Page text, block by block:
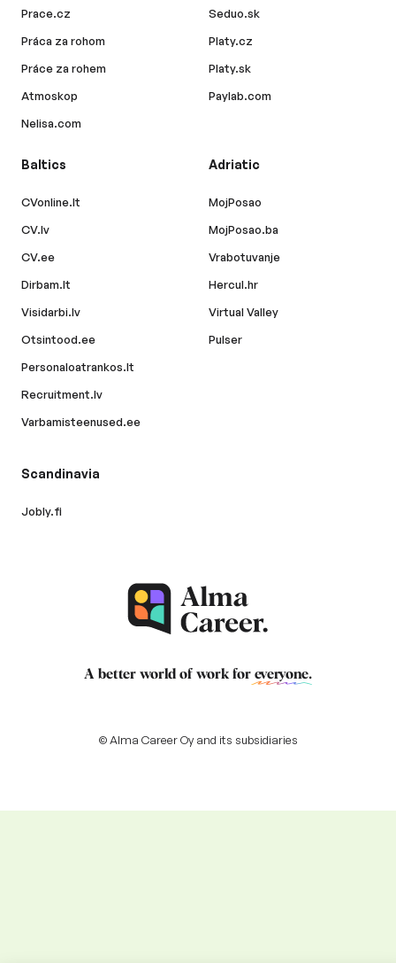
Prace.cz
Práca za rohom
Práce za rohem
Atmoskop
Nelisa.com
Seduo.sk
Platy.cz
Platy.sk
Paylab.com
Baltics
CVonline.lt
CV.lv
CV.ee
Dirbam.lt
Visidarbi.lv
Otsintood.ee
Personaloatrankos.lt
Recruitment.lv
Varbamisteenused.ee
Adriatic
MojPosao
MojPosao.ba
Vrabotuvanje
Hercul.hr
Virtual Valley
Pulser
Scandinavia
Jobly.fi
A better world of work for everyone.
© Alma Career Oy and its subsidiaries